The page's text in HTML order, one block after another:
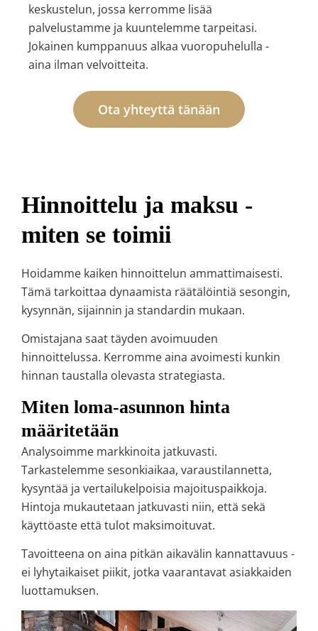
keskustelun, jossa kerromme lisää
palvelustamme ja kuuntelemme tarpeitasi.
Jokainen kumppanuus alkaa vuoropuhelulla -
aina ilman velvoitteita.
Ota yhteyttä tänään
Hinnoittelu ja maksu -
miten se toimii
Hoidamme kaiken hinnoittelun ammattimaisesti.
Tämä tarkoittaa dynaamista räätälöintiä sesongin,
kysynnän, sijainnin ja standardin mukaan.
Omistajana saat täyden avoimuuden
hinnoittelussa. Kerromme aina avoimesti kunkin
hinnan taustalla olevasta strategiasta.
Miten loma-asunnon hinta
määritetään
Analysoimme markkinoita jatkuvasti.
Tarkastelemme sesonkiaikaa, varaustilannetta,
kysyntää ja vertailukelpoisia majoituspaikkoja.
Hintoja mukautetaan jatkuvasti niin, että sekä
käyttöaste että tulot maksimoituvat.
Tavoitteena on aina pitkän aikavälin kannattavuus -
ei lyhytaikaiset piikit, jotka vaarantavat asiakkaiden
luottamuksen.